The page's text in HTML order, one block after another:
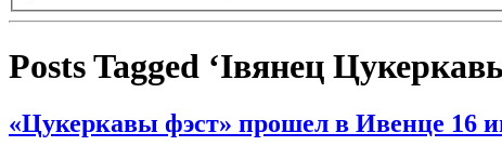
Posts Tagged ‘Івянец
«Цукеркавы фэст» прошел в Ивенце 16